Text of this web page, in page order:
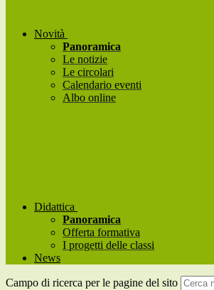
Novità
Panoramica
Le notizie
Le circolari
Calendario eventi
Albo online
Didattica
Panoramica
Offerta formativa
I progetti delle classi
News
Campo di ricerca per le pagine del sito